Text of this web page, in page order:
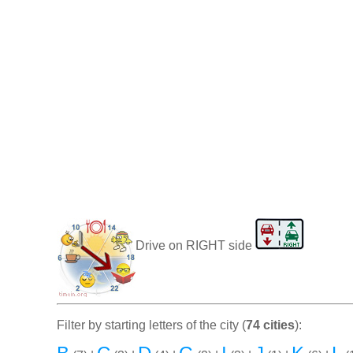
Drive on RIGHT side
Filter by starting letters of the city (74 cities):